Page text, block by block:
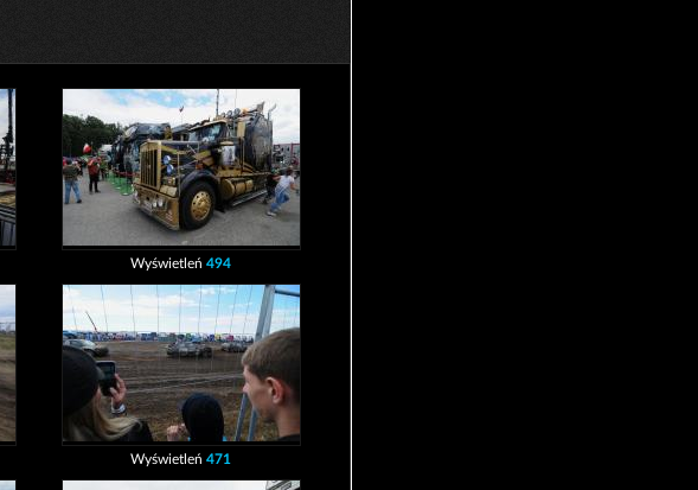
Wyświetleń494
Wyświetleń471